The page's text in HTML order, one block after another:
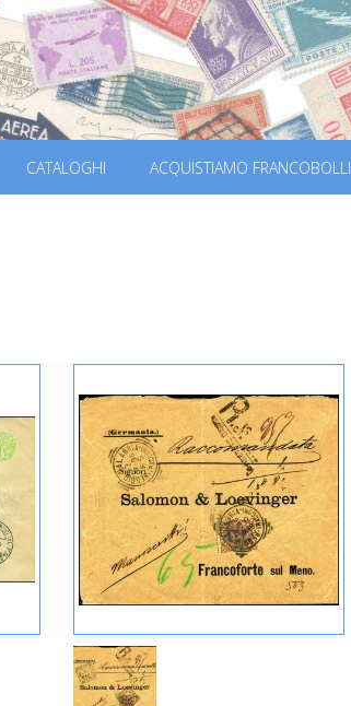
CATALOGHI ACQUISTIAMO FRANCOBOLLI